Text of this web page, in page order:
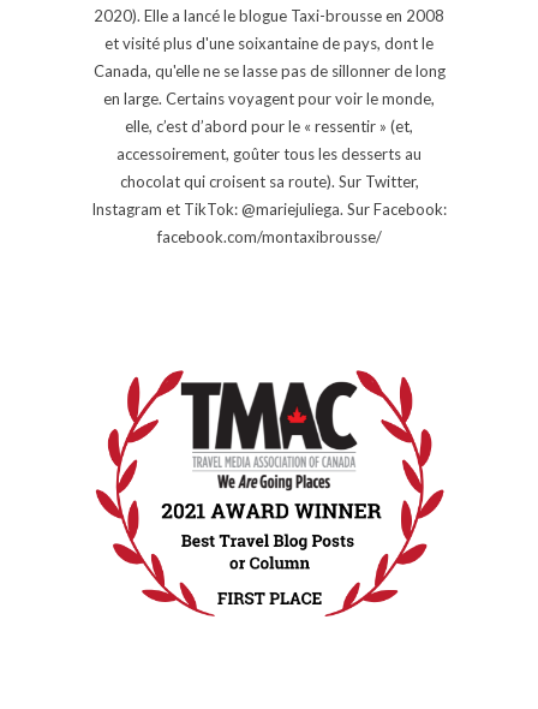
2020). Elle a lancé le blogue Taxi-brousse en 2008
et visité plus d'une soixantaine de pays, dont le
Canada, qu'elle ne se lasse pas de sillonner de long
en large. Certains voyagent pour voir le monde,
elle, c’est d’abord pour le « ressentir » (et,
accessoirement, goûter tous les desserts au
chocolat qui croisent sa route). Sur Twitter,
Instagram et TikTok: @mariejuliega. Sur Facebook:
facebook.com/montaxibrousse/